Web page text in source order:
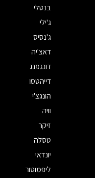
בנטלי
ג'ילי
ג'נסיס
דאצ'יה
דונגפנג
דייהטסו
הונגצ'י
וויה
זיקר
טסלה
יונדאי
ליפמוטור